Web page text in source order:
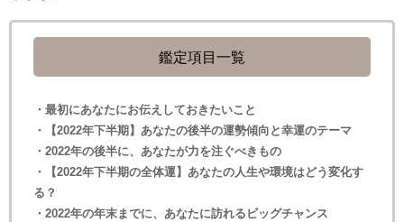
鑑定項目一覧
・最初にあなたにお伝えしておきたいこと
・【2022年下半期】あなたの後半の運勢傾向と幸運のテーマ
・2022年の後半に、あなたが力を注ぐべきもの
・【2022年下半期の全体運】あなたの人生や環境はどう変化す
る？
・2022年の年末までに、あなたに訪れるビッグチャンス